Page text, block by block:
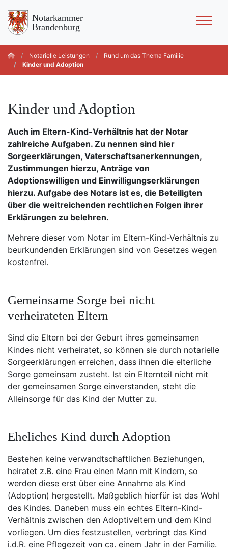
Notarkammer
Brandenburg
Notarielle Leistungen
Rund um das Thema Familie
Kinder und Adoption
Kinder und Adoption
Auch im Eltern-Kind-Verhältnis hat der Notar
zahlreiche Aufgaben. Zu nennen sind hier
Sorgeerklärungen, Vaterschaftsanerkennungen,
Zustimmungen hierzu, Anträge von
Adoptionswilligen und Einwilligungserklärungen
hierzu. Aufgabe des Notars ist es, die Beteiligten
über die weitreichenden rechtlichen Folgen ihrer
Erklärungen zu belehren.
Mehrere dieser vom Notar im Eltern-Kind-Verhältnis zu
beurkundenden Erklärungen sind von Gesetzes wegen
kostenfrei.
Gemeinsame Sorge bei nicht
verheirateten Eltern
Sind die Eltern bei der Geburt ihres gemeinsamen
Kindes nicht verheiratet, so können sie durch notarielle
Sorgeerklärungen erreichen, dass ihnen die elterliche
Sorge gemeinsam zusteht. Ist ein Elternteil nicht mit
der gemeinsamen Sorge einverstanden, steht die
Alleinsorge für das Kind der Mutter zu.
Eheliches Kind durch Adoption
Bestehen keine verwandtschaftlichen Beziehungen,
heiratet z.B. eine Frau einen Mann mit Kindern, so
werden diese erst über eine Annahme als Kind
(Adoption) hergestellt. Maßgeblich hierfür ist das Wohl
des Kindes. Daneben muss ein echtes Eltern-Kind-
Verhältnis zwischen den Adoptiveltern und dem Kind
vorliegen. Um dies festzustellen, verbringt das Kind
i.d.R. eine Pflegezeit von ca. einem Jahr in der Familie.